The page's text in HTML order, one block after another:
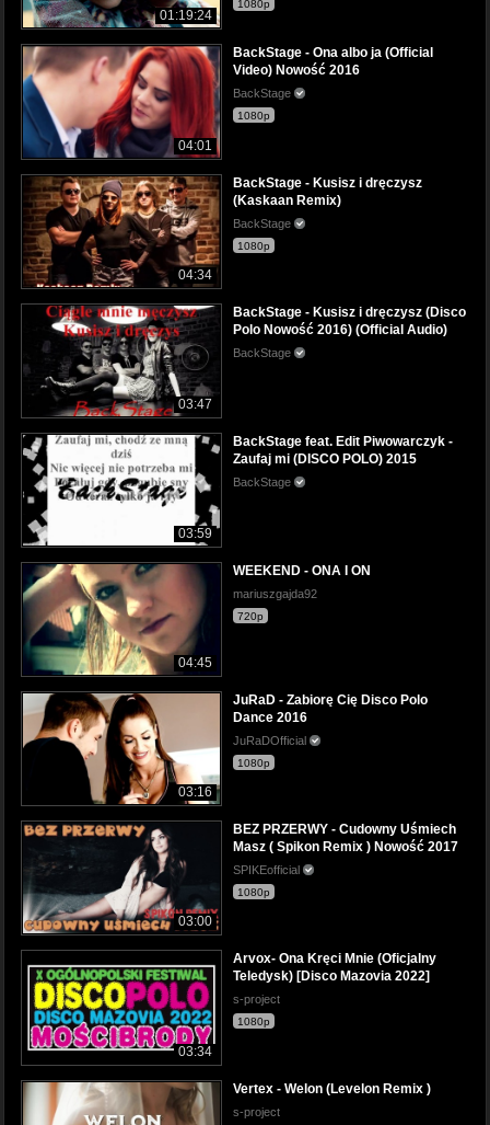
01:19:24
1080p
04:01
BackStage - Ona albo ja (Official
Video) Nowość 2016
BackStage
1080p
04:34
BackStage - Kusisz i dręczysz
(Kaskaan Remix)
BackStage
1080p
03:47
BackStage - Kusisz i dręczysz (Disco
Polo Nowość 2016) (Official Audio)
BackStage
03:59
BackStage feat. Edit Piwowarczyk -
Zaufaj mi (DISCO POLO) 2015
BackStage
04:45
WEEKEND - ONA I ON
mariuszgajda92
720p
03:16
JuRaD - Zabiorę Cię Disco Polo
Dance 2016
JuRaDOfficial
1080p
03:00
BEZ PRZERWY - Cudowny Uśmiech
Masz ( Spikon Remix ) Nowość 2017
SPIKEofficial
1080p
03:34
Arvox- Ona Kręci Mnie (Oficjalny
Teledysk) [Disco Mazovia 2022]
s-project
1080p
Vertex - Welon (Levelon Remix )
s-project